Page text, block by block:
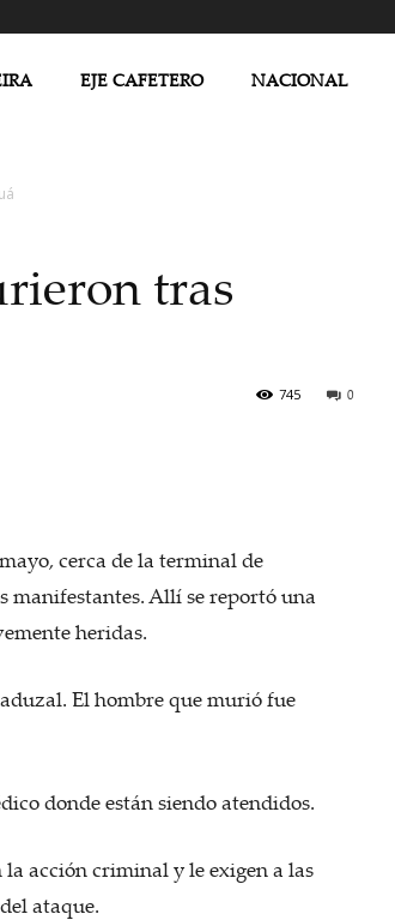
EJE CAFETERO NACIONAL
tras
0
745
cerca de la terminal de
manifestantes. Allí se reportó una
heridas.
El hombre que murió fue
donde están siendo atendidos.
acción criminal y le exigen a las
ataque.